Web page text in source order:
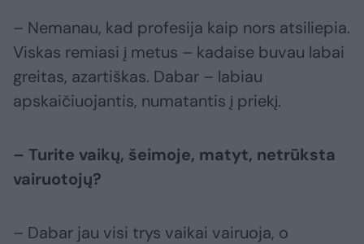
– Nemanau, kad profesija kaip nors atsiliepia.
Viskas remiasi į metus – kadaise buvau labai
greitas, azartiškas. Dabar – labiau
apskaičiuojantis, numatantis į priekį.
– Turite vaikų, šeimoje, matyt, netrūksta
vairuotojų?
– Dabar jau visi trys vaikai vairuoja, o